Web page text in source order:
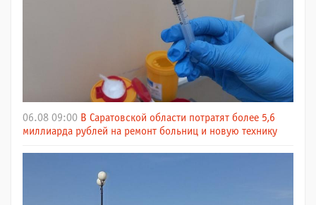
06.08 09:00 В Саратовской области потратят более 5,6
миллиарда рублей на ремонт больниц и новую технику